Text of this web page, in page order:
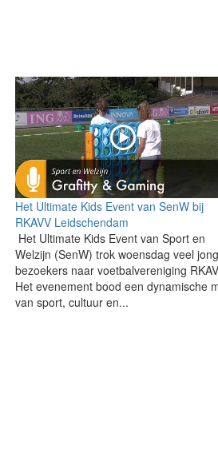
Het Ultimate Kids Event van SenW bij
RKAVV Leidschendam
Het Ultimate Kids Event van Sport en
Welzijn (SenW) trok woensdag veel
bezoekers naar voetbalvereniging
Het evenement bood een dynamische
van sport, cultuur en...